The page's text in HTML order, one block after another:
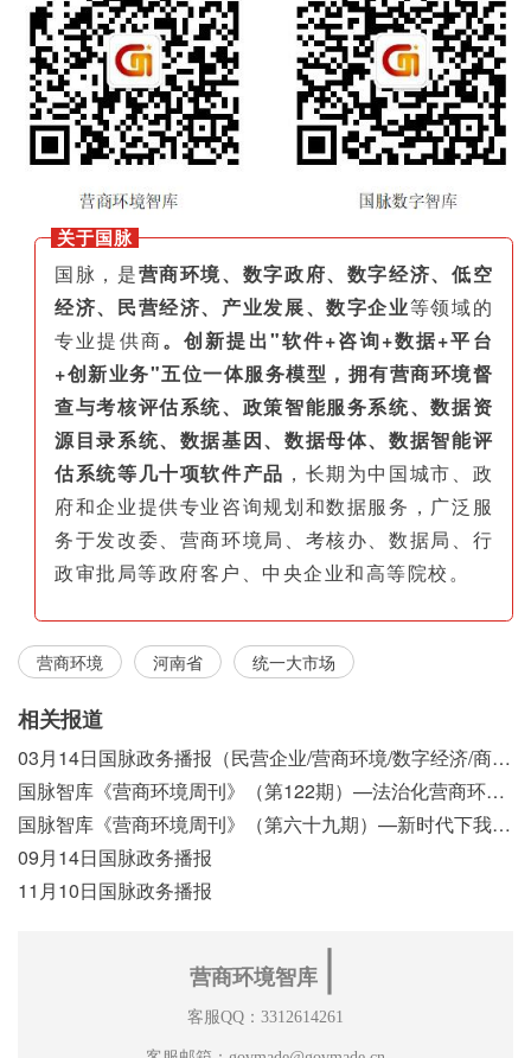
关于国脉
国脉，是营商环境、数字政府、数字经济、低空
经济、民营经济、产业发展、数字企业等领域的
专业提供商。创新提出"软件+咨询+数据+平台
+创新业务"五位一体服务模型，拥有营商环境督
查与考核评估系统、政策智能服务系统、数据资
源目录系统、数据基因、数据母体、数据智能评
估系统等几十项软件产品 ，长期为中国城市、政
府和企业提供专业咨询规划和数据服务，广泛服
务于发改委、营商环境局、考核办、数据局、行
政审批局等政府客户、中央企业和高等院校。
营商环境 河南省 统一大市场
相关报道
03月14日国脉政务播报（民营企业/营商环境/数字经济/商事制度改革）
国脉智库《营商环境周刊》（第122期）—法治化营商环境视域下我国行政执法公示制度浅析
国脉智库《营商环境周刊》（第六十九期）—新时代下我国营商环境标准体系构建初探
09月14日国脉政务播报
11月10日国脉政务播报
营商环境智库
客服QQ：3312614261